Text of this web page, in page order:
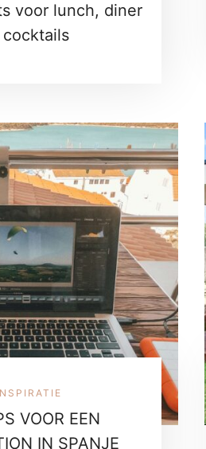
voor lunch, diner
cocktails
VOOR EEN
IN SPANJE